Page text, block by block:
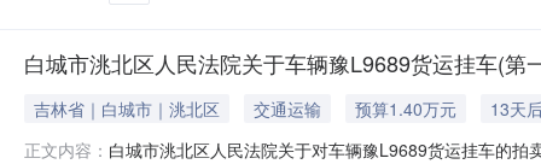
白城市洮北区人民法院关于车辆豫L9689货运挂车(第
吉林省｜白城市｜洮北区 交通运输 预算1.40万元
13天
正文内容： 白城市洮北区人民法院关于对车辆豫L9689货运挂车的